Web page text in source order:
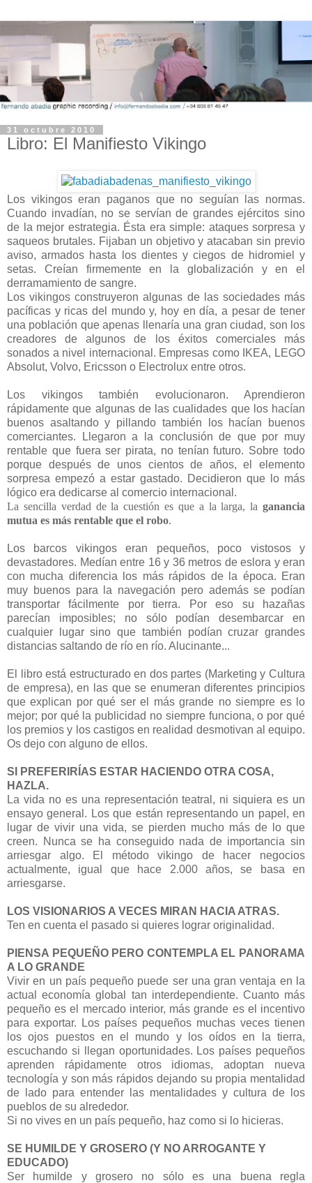
31 octubre 2010
Libro: El Manifiesto Vikingo
Los vikingos eran paganos que no seguían las normas.
Cuando invadían, no se servían de grandes ejércitos sino
de la mejor estrategia. Ésta era simple: ataques sorpresa y
saqueos brutales. Fijaban un objetivo y atacaban sin previo
aviso, armados hasta los dientes y ciegos de hidromiel y
setas. Creían firmemente en la globalización y en el
derramamiento de sangre.
Los vikingos construyeron algunas de las sociedades más
pacíficas y ricas del mundo y, hoy en día, a pesar de tener
una población que apenas llenaría una gran ciudad, son los
creadores de algunos de los éxitos comerciales más
sonados a nivel internacional. Empresas como IKEA, LEGO
Absolut, Volvo, Ericsson o Electrolux entre otros.
Los vikingos también evolucionaron. Aprendieron
rápidamente que algunas de las cualidades que los hacían
buenos asaltando y pillando también los hacían buenos
comerciantes. Llegaron a la conclusión de que por muy
rentable que fuera ser pirata, no tenían futuro. Sobre todo
porque después de unos cientos de años, el elemento
sorpresa empezó a estar gastado. Decidieron que lo más
lógico era dedicarse al comercio internacional.
La sencilla verdad de la cuestión es que a la larga, la ganancia
mutua es más rentable que el robo.
Los barcos vikingos eran pequeños, poco vistosos y
devastadores. Medían entre 16 y 36 metros de eslora y eran
con mucha diferencia los más rápidos de la época. Eran
muy buenos para la navegación pero además se podían
transportar fácilmente por tierra. Por eso su hazañas
parecían imposibles; no sólo podían desembarcar en
cualquier lugar sino que también podían cruzar grandes
distancias saltando de río en río. Alucinante...
El libro está estructurado en dos partes (Marketing y Cultura
de empresa), en las que se enumeran diferentes principios
que explican por qué ser el más grande no siempre es lo
mejor; por qué la publicidad no siempre funciona, o por qué
los premios y los castigos en realidad desmotivan al equipo.
Os dejo con alguno de ellos.
SI PREFERIRÍAS ESTAR HACIENDO OTRA COSA,
HAZLA.
La vida no es una representación teatral, ni siquiera es un
ensayo general. Los que están representando un papel, en
lugar de vivir una vida, se pierden mucho más de lo que
creen. Nunca se ha conseguido nada de importancia sin
arriesgar algo. El método vikingo de hacer negocios
actualmente, igual que hace 2.000 años, se basa en
arriesgarse.
LOS VISIONARIOS A VECES MIRAN HACIA ATRAS.
Ten en cuenta el pasado si quieres lograr originalidad.
PIENSA PEQUEÑO PERO CONTEMPLA EL PANORAMA
A LO GRANDE
Vivir en un país pequeño puede ser una gran ventaja en la
actual economía global tan interdependiente. Cuanto más
pequeño es el mercado interior, más grande es el incentivo
para exportar. Los países pequeños muchas veces tienen
los ojos puestos en el mundo y los oídos en la tierra,
escuchando si llegan oportunidades. Los países pequeños
aprenden rápidamente otros idiomas, adoptan nueva
tecnología y son más rápidos dejando su propia mentalidad
de lado para entender las mentalidades y cultura de los
pueblos de su alrededor.
Si no vives en un país pequeño, haz como si lo hicieras.
SE HUMILDE Y GROSERO (Y NO ARROGANTE Y
EDUCADO)
Ser humilde y grosero no sólo es una buena regla